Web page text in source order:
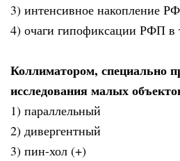
3) интенсивное накопление
4) очаги гипофиксации РФП в
Коллиматором, специально
исследования малых
1) параллельный
2) дивергентный
3) пин-хол (+)